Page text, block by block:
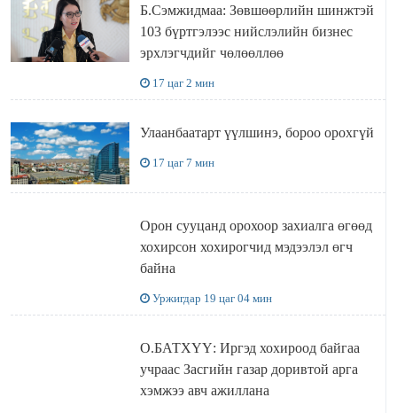
Б.Сэмжидмаа: Зөвшөөрлийн шинжтэй
103 бүртгэлээс нийслэлийн бизнес
эрхлэгчдийг чөлөөллөө
17 цаг 2 мин
Улаанбаатарт үүлшинэ, бороо орохгүй
17 цаг 7 мин
Орон сууцанд орохоор захиалга өгөөд
хохирсон хохирогчид мэдээлэл өгч
байна
Уржигдар 19 цаг 04 мин
О.БАТХҮҮ: Иргэд хохироод байгаа
учраас Засгийн газар доривтой арга
хэмжээ авч ажиллана